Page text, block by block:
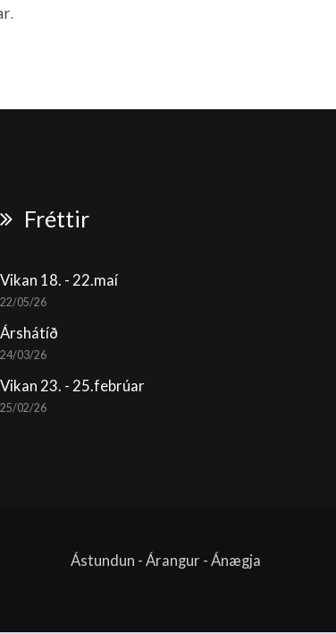
Fréttir
Vikan 18. - 22.maí
22/05/26
Árshátíð
24/03/26
Vikan 23. - 25.febrúar
25/02/26
Ástundun - Árangur - Ánægja